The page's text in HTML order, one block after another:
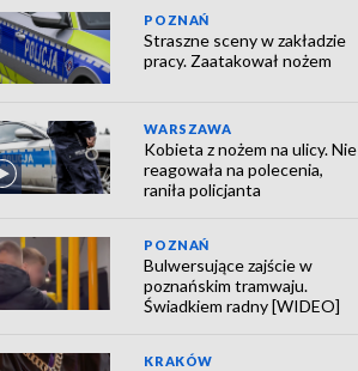
POZNAŃ
Straszne sceny w zakładzie
pracy. Zaatakował nożem
WARSZAWA
Kobieta z nożem na ulicy. Nie
reagowała na polecenia,
raniła policjanta
POZNAŃ
Bulwersujące zajście w
poznańskim tramwaju.
Świadkiem radny [WIDEO]
KRAKÓW